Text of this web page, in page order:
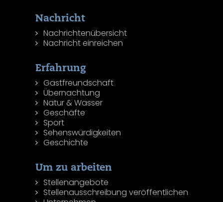
Nachricht
Nachrichtenübersicht
Nachricht einreichen
Erfahrung
Gastfreundschaft
Übernachtung
Natur & Wasser
Geschäfte
Sport
Sehenswürdigkeiten
Geschichte
Um zu arbeiten
Stellenangebote
Stellenausschreibung veröffentlichen